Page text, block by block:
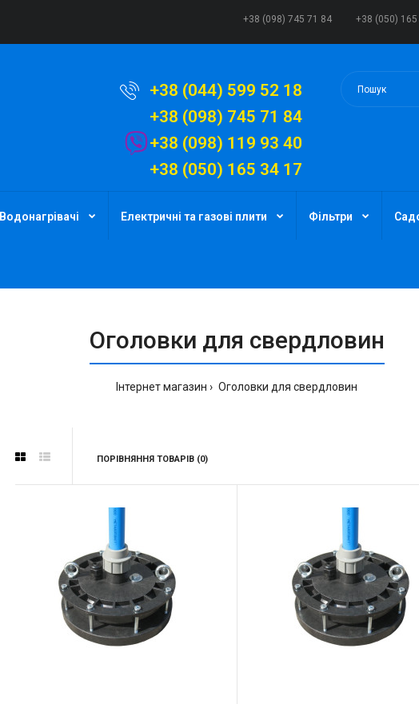
+38 (098) 745 71 84 +38 (050) 165
+38 (044) 599 52 18
+38 (098) 745 71 84
+38 (098) 119 93 40
+38 (050) 165 34 17
Водонагрівачі Електричні та газові плити Фільтри
Оголовки для свердловин
Інтернет магазин Оголовки для свердловин
ПОРІВНЯННЯ ТОВАРІВ (0)